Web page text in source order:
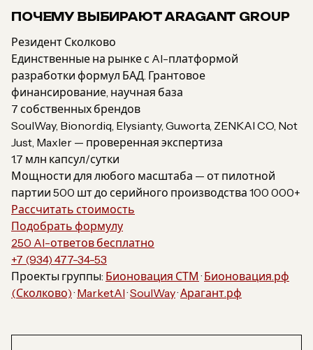
ПОЧЕМУ ВЫБИРАЮТ ARAGANT GROUP
Резидент Сколково
Единственные на рынке с AI-платформой
разработки формул БАД. Грантовое
финансирование, научная база
7 собственных брендов
SoulWay, Bionordiq, Elysianty, Guworta, ZENKAI CO, Not
Just, Maxler — проверенная экспертиза
1.7 млн капсул/сутки
Мощности для любого масштаба — от пилотной
партии 500 шт до серийного производства 100 000+
Рассчитать стоимость
Подобрать формулу
250 AI-ответов бесплатно
+7 (934) 477-34-53
Проекты группы: Бионовация СТМ · Бионовация.рф
(Сколково)· MarketAI·SoulWay·Арагант.рф